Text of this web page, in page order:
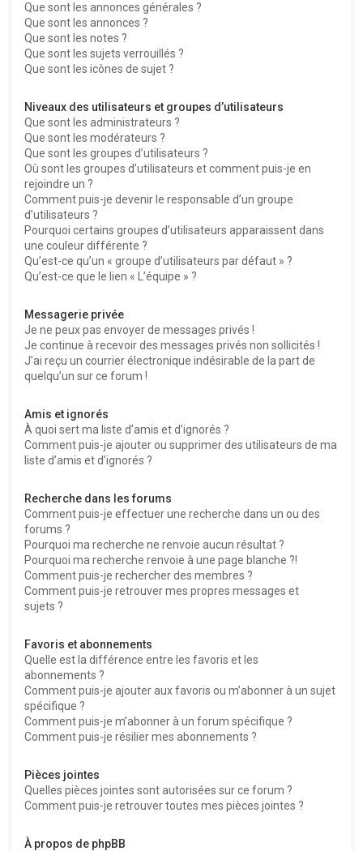
Que sont les annonces générales ?
Que sont les annonces ?
Que sont les notes ?
Que sont les sujets verrouillés ?
Que sont les icônes de sujet ?
Niveaux des utilisateurs et groupes d’utilisateurs
Que sont les administrateurs ?
Que sont les modérateurs ?
Que sont les groupes d’utilisateurs ?
Où sont les groupes d’utilisateurs et comment puis-je en
rejoindre un ?
Comment puis-je devenir le responsable d’un groupe
d’utilisateurs ?
Pourquoi certains groupes d’utilisateurs apparaissent dans
une couleur différente ?
Qu’est-ce qu’un « groupe d’utilisateurs par défaut » ?
Qu’est-ce que le lien « L’équipe » ?
Messagerie privée
Je ne peux pas envoyer de messages privés !
Je continue à recevoir des messages privés non sollicités !
J’ai reçu un courrier électronique indésirable de la part de
quelqu’un sur ce forum !
Amis et ignorés
À quoi sert ma liste d’amis et d’ignorés ?
Comment puis-je ajouter ou supprimer des utilisateurs de ma
liste d’amis et d’ignorés ?
Recherche dans les forums
Comment puis-je effectuer une recherche dans un ou des
forums ?
Pourquoi ma recherche ne renvoie aucun résultat ?
Pourquoi ma recherche renvoie à une page blanche ?!
Comment puis-je rechercher des membres ?
Comment puis-je retrouver mes propres messages et
sujets ?
Favoris et abonnements
Quelle est la différence entre les favoris et les
abonnements ?
Comment puis-je ajouter aux favoris ou m’abonner à un sujet
spécifique ?
Comment puis-je m’abonner à un forum spécifique ?
Comment puis-je résilier mes abonnements ?
Pièces jointes
Quelles pièces jointes sont autorisées sur ce forum ?
Comment puis-je retrouver toutes mes pièces jointes ?
À propos de phpBB